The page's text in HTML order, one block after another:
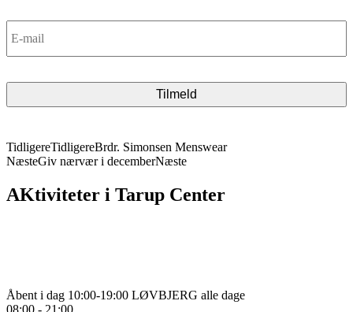
E-
mail *
TidligereTidligereBrdr. Simonsen Menswear
NæsteGiv nærvær i decemberNæste
AKtiviteter i Tarup Center
Åbent i dag 10:00-19:00 LØVBJERG alle dage